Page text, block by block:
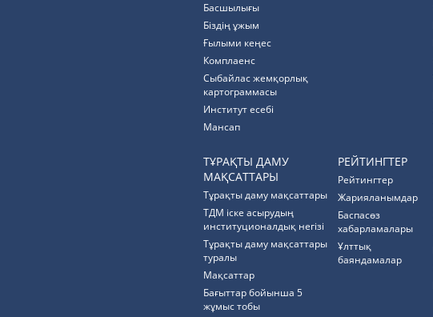
Басшылығы
Біздің ұжым
Ғылыми кеңес
Комплаенс
Cыбайлас жемқорлық
картограммасы
Институт есебі
Мансап
ТҰРАҚТЫ ДАМУ
МАҚСАТТАРЫ
Тұрақты даму мақсаттары
ТДМ іске асырудың
институционалдық негізі
Тұрақты даму мақсаттары
туралы
Мақсаттар
Бағыттар бойынша 5
жұмыс тобы
РЕЙТИНГТЕР
Рейтингтер
Жарияланымдар
Баспасөз
хабарламалары
Ұлттық
баяндамалар